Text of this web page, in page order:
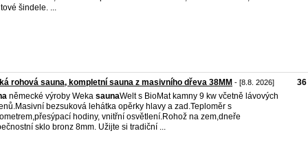
šindele. ...
rohová sauna, kompletní sauna z masivního dřeva 38MM - [8.8. 2026]
německé výroby Weka saunaWelt s BioMat kamny 9 kw včetně lávových
bezsuková lehátka opěrky hlavy a zad.Teploměr s
hodiny, vnitřní osvětlení.Rohož na zem,dneře
sklo bronz 8mm. Užijte si tradiční ...